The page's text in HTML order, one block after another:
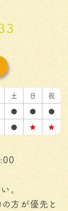
土 日
祝
● ●
●
● ★ ★
。
方が優先と